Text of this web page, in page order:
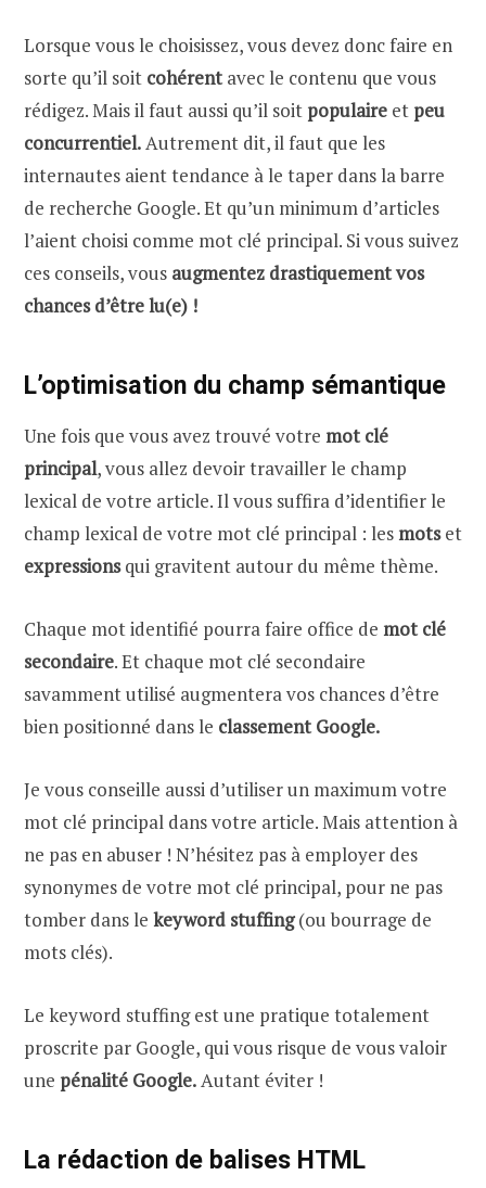
Lorsque vous le choisissez, vous devez donc faire en
sorte qu’il soit cohérentavec le contenu que vous
rédigez. Mais il faut aussi qu’il soit populaire et peu
concurrentiel.Autrement dit, il faut que les
internautes aient tendance à le taper dans la barre
de recherche Google. Et qu’un minimum d’articles
l’aient choisi comme mot clé principal. Si vous suivez
ces conseils, vous augmentez drastiquement vos
chances d’être lu(e) !
L’optimisation du champ sémantique
Une fois que vous avez trouvé votre mot clé
principal, vous allez devoir travailler le champ
lexical de votre article. Il vous suffira d’identifier le
champ lexical de votre mot clé principal : lesmotset
expressionsqui gravitent autour du même thème.
Chaque mot identifié pourra faire office de mot clé
secondaire. Et chaque mot clé secondaire
savamment utilisé augmentera vos chances d’être
bien positionné dans le classement Google.
Je vous conseille aussi d’utiliser un maximum votre
mot clé principal dans votre article. Mais attention à
ne pas en abuser ! N’hésitez pas à employer des
synonymes de votre mot clé principal, pour ne pas
tomber dans le keyword stuffing(ou bourrage de
mots clés).
Le keyword stuffing est une pratique totalement
proscrite par Google, qui vous risque de vous valoir
une pénalité Google.Autant éviter !
La rédaction de balises HTML